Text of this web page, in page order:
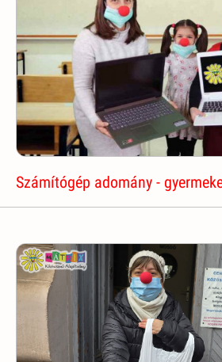
Számítógép adomány -